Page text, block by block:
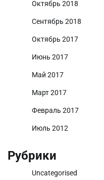
Октябрь 2018
Сентябрь 2018
Октябрь 2017
Июнь 2017
Май 2017
Март 2017
Февраль 2017
Июль 2012
Рубрики
Uncategorised